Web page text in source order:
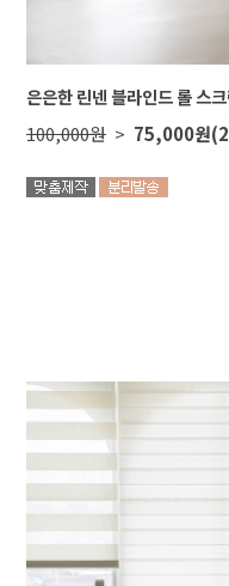
은은한 린넨 블라인드 롤 스
100,000원 > 75,000원